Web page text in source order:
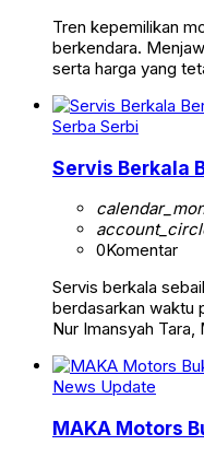
Tren kepemilikan
berkendara.
serta harga yang
Serba Serbi
Servis Berkala
0Komentar
Servis berkala
berdasarkan waktu
Nur Imansyah
News Update
MAKA Motors